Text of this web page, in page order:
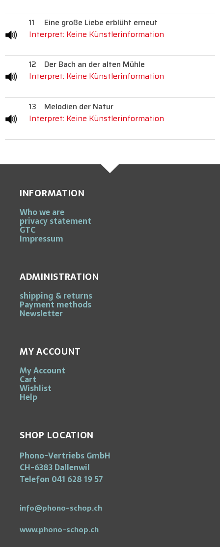
11
Eine große Liebe erblüht erneut
Interpret: Keine Künstlerinformation
12
Der Bach an der alten Mühle
Interpret: Keine Künstlerinformation
13
Melodien der Natur
Interpret: Keine Künstlerinformation
INFORMATION
Who we are
privacy statement
GTC
Impressum
ADMINISTRATION
shipping & returns
Payment methods
Newsletter
MY ACCOUNT
My Account
Cart
Wishlist
Help
SHOP LOCATION
Phono-Vertriebs GmbH
CH-6383 Dallenwil
Telefon 041 628 19 57
info@phono-schop.ch
www.phono-schop.ch